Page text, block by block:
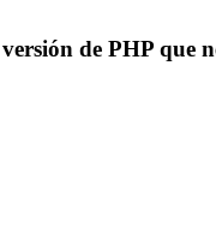
de PHP que